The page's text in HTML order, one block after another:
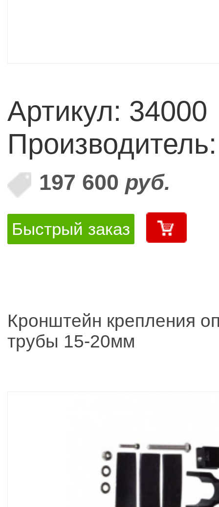
Артикул: 34000
197 600 руб.
Быстрый заказ
Кронштейн крепления
трубы 15-20мм